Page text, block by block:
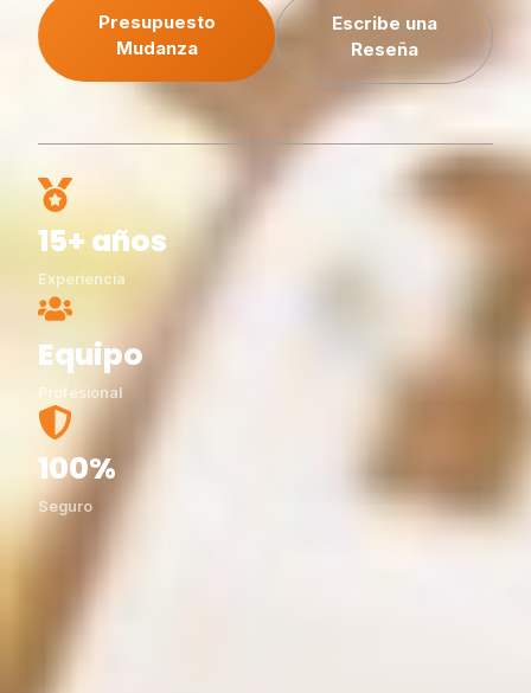
Presupuesto
Mudanza
Escribe una
Reseña
15+ años
Experiencia
Equipo
Profesional
100%
Seguro